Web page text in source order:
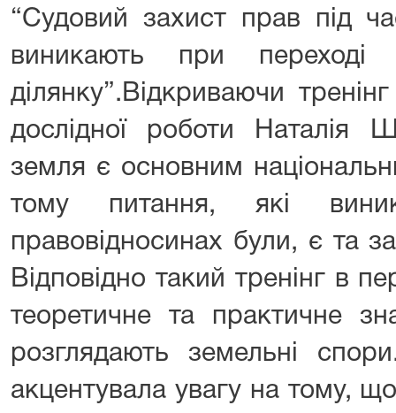
“Судовий захист прав під
виникають при
ділянку”.Відкриваючи
дослідної роботи
Наталія
земля є основним
тому питання, які
правовідносинах були, є та
Відповідно такий тренінг в
теоретичне та практичне
розглядають земельні
акцентувала увагу на тому,